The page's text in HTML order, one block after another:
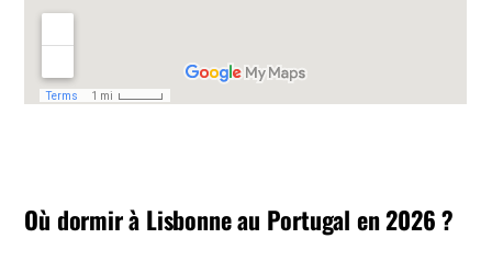
Où dormir à Lisbonne au Portugal en 2026 ?